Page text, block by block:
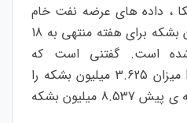
، داده های عرضه نفت خام
ایالات متحده 7.199 میلیون بشکه برای هفته منتهی به 18
ثبت شده است. گفتنی است که
تحلیلگران Investing.com میزان 3.625 میلیون بشکه را
پیش بینی کردند و در هفته ی پیش 8.537 میلیون بشکه